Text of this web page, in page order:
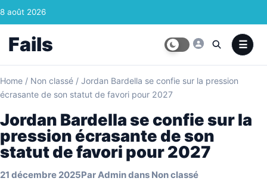
Skip to content
8 août 2026
Fails
Home / Non classé / Jordan Bardella se confie sur la pression
écrasante de son statut de favori pour 2027
Jordan Bardella se confie sur la
pression écrasante de son
statut de favori pour 2027
21 décembre 2025ParAdmindans Non classé